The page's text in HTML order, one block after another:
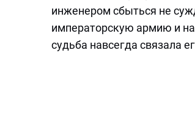
инженером сбыться не
императорскую армию и
судьба навсегда связала